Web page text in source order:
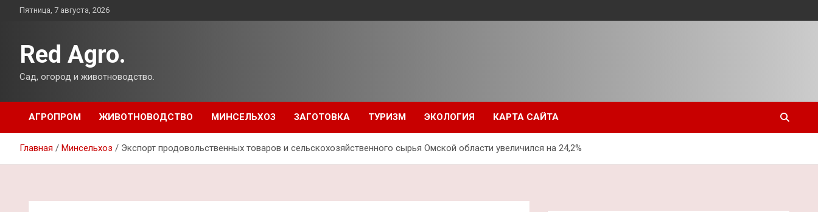
ПерейтиПятница, 7 августа, 2026
Red Agro.
Сад, огород и животноводство.
АГРОПРОМ ЖИВОТНОВОДСТВО МИНСЕЛЬХОЗ ЗАГОТОВКА ТУРИЗМ ЭКОЛОГИЯ КАРТА САЙТА
Главная Минсельхоз Экспорт продовольственных товаров и сельскохозяйственного сырья Омской области увеличился на 24,2%